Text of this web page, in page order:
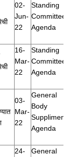
02-
Jun-
22
Standing
Committee
Agenda
16-
Mar-
22
Standing
Committee
Agenda
03-
Mar-
22
General
Body
Suppliment
Agenda
24-
General